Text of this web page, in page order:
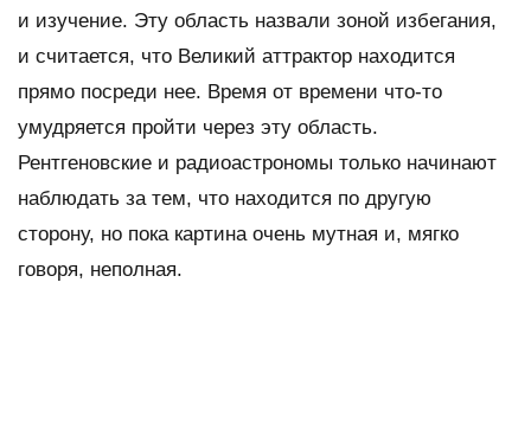
и изучение. Эту область назвали зоной избегания,
и считается, что Великий аттрактор находится
прямо посреди нее. Время от времени что-то
умудряется пройти через эту область.
Рентгеновские и радиоастрономы только начинают
наблюдать за тем, что находится по другую
сторону, но пока картина очень мутная и, мягко
говоря, неполная.